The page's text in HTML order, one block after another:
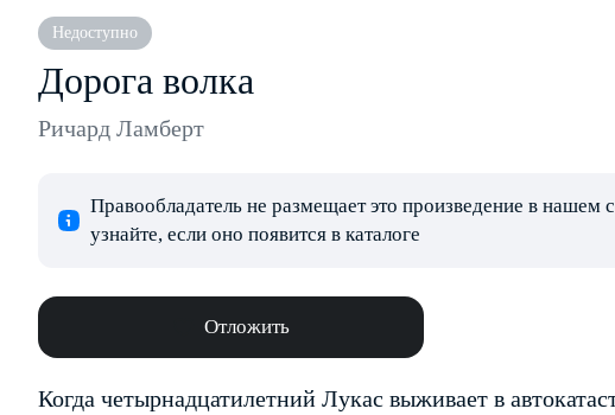
Недоступно
Дорога волка
Ричард Ламберт
Правообладатель не размещает это произведение в нашем
узнайте, если оно появится в каталоге
Отложить
Когда четырнадцатилетний Лукас выживает в